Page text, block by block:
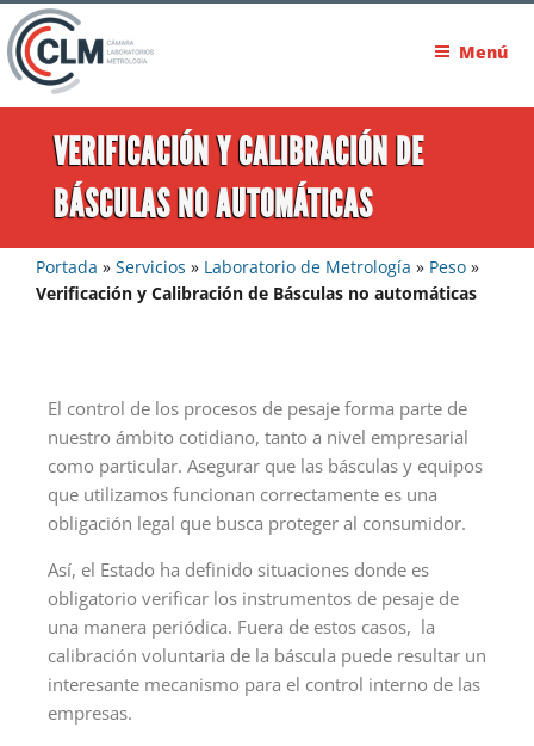
Menú
VERIFICACIÓN Y CALIBRACIÓN DE
BÁSCULAS NO AUTOMÁTICAS
Portada » Servicios » Laboratorio de Metrología » Peso »
Verificación y Calibración de Básculas no automáticas
El control de los procesos de pesaje forma parte de
nuestro ámbito cotidiano, tanto a nivel empresarial
como particular. Asegurar que las básculas y equipos
que utilizamos funcionan correctamente es una
obligación legal que busca proteger al consumidor.
Así, el Estado ha definido situaciones donde es
obligatorio verificar los instrumentos de pesaje de
una manera periódica. Fuera de estos casos, la
calibración voluntaria de la báscula puede resultar un
interesante mecanismo para el control interno de las
empresas.